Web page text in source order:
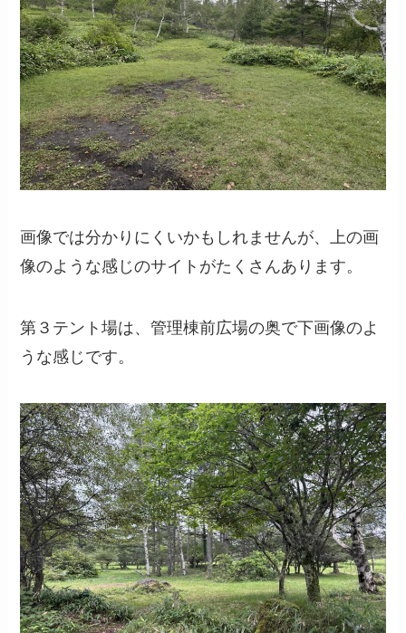
画像では分かりにくいかもしれませんが、上の画
像のような感じのサイトがたくさんあります。
第３テント場は、管理棟前広場の奥で下画像のよ
うな感じです。